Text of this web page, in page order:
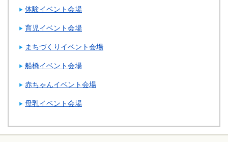
体験イベント会場
育児イベント会場
まちづくりイベント会場
船橋イベント会場
赤ちゃんイベント会場
母乳イベント会場